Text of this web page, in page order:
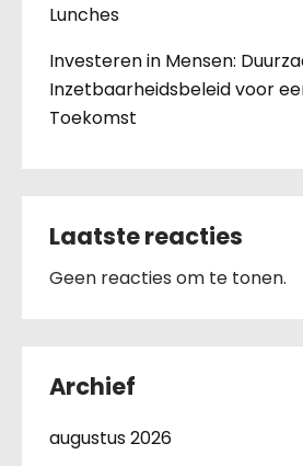
Lunches
Investeren in Mensen:
Inzetbaarheidsbeleid voor
Toekomst
Laatste reacties
Geen reacties om te tonen.
Archief
augustus 2026